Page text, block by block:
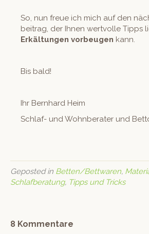
So, nun freue ich mich auf den
beitrag, der Ihnen wertvolle Tipps
Erkäl­tun­gen vor­beu­gen kann.
Bis bald!
Ihr Bern­hard Heim
Schlaf- und Wohn­ber­ater und
Geposted in Betten/Bettwaren,
Schlafberatung, Tipps und Tricks
8 Kommentare